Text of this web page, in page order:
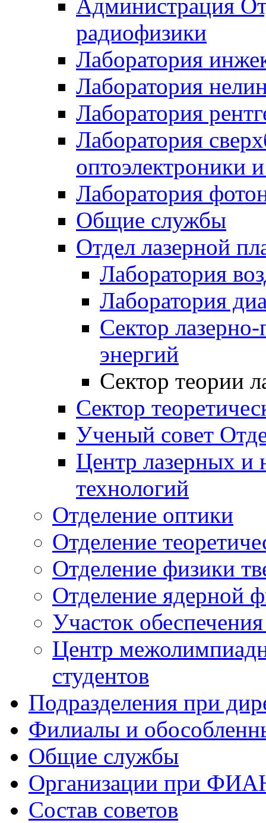
Администрация
радиофизики
Лаборатория
Лаборатория
Лаборатория
Лаборатория
оптоэлектроники
Лаборатория
Общие службы
Отдел лазерной
Лаборатория
Лаборатория
Сектор
энергий
Сектор теории
Сектор
Ученый совет
Центр лазерных и
технологий
Отделение оптики
Отделение
Отделение физики
Отделение ядерной
Участок
Центр
студентов
Подразделения при
Филиалы и
Общие службы
Организации при
Состав советов